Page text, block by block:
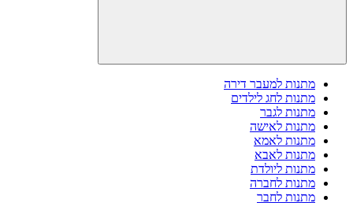
מתנות למעבר דירה
מתנות לחג לילדים
מתנות לגבר
מתנות לאישה
מתנות לאמא
מתנות לאבא
מתנות ליולדת
מתנות לחברה
מתנות לחבר